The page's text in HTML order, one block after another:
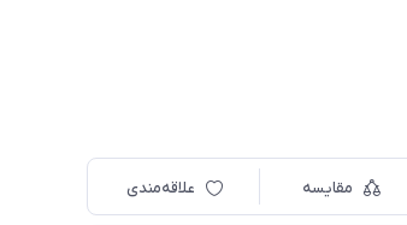
مقایسه علاقه‌مندی